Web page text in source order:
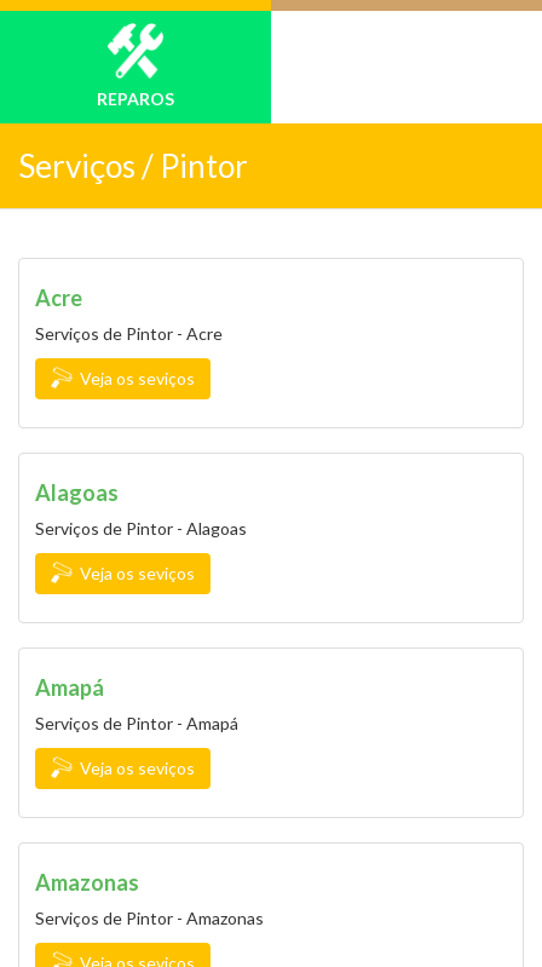
REPAROS
Serviços / Pintor
Acre
Serviços de Pintor - Acre
Veja os seviços
Alagoas
Serviços de Pintor - Alagoas
Veja os seviços
Amapá
Serviços de Pintor - Amapá
Veja os seviços
Amazonas
Serviços de Pintor - Amazonas
Veja os seviços